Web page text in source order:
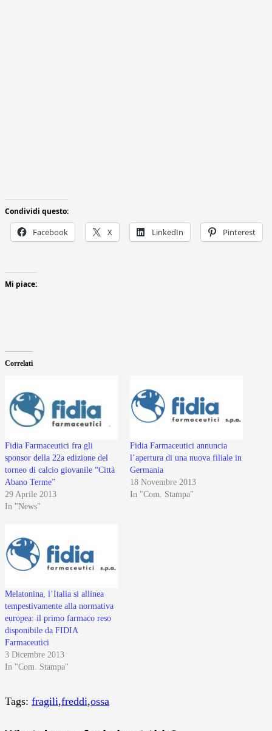
Condividi questo:
Facebook X LinkedIn Pinterest
Mi piace:
Correlati
Fidia Farmaceutici fra gli
sponsor della 22a edizione del
torneo di calcio giovanile “Città
Abano Terme”
29 Aprile 2013
In "News"
Fidia Farmaceutici annuncia
l’apertura di una nuova filiale in
Germania
18 Novembre 2013
In "Com. Stampa"
Melatonina, l’Italia si allinea
tempestivamente alla normativa
europea: il primo farmaco reso
disponibile da FIDIA
Farmaceutici
3 Dicembre 2013
In "Com. Stampa"
Tags: fragili,freddi,ossa